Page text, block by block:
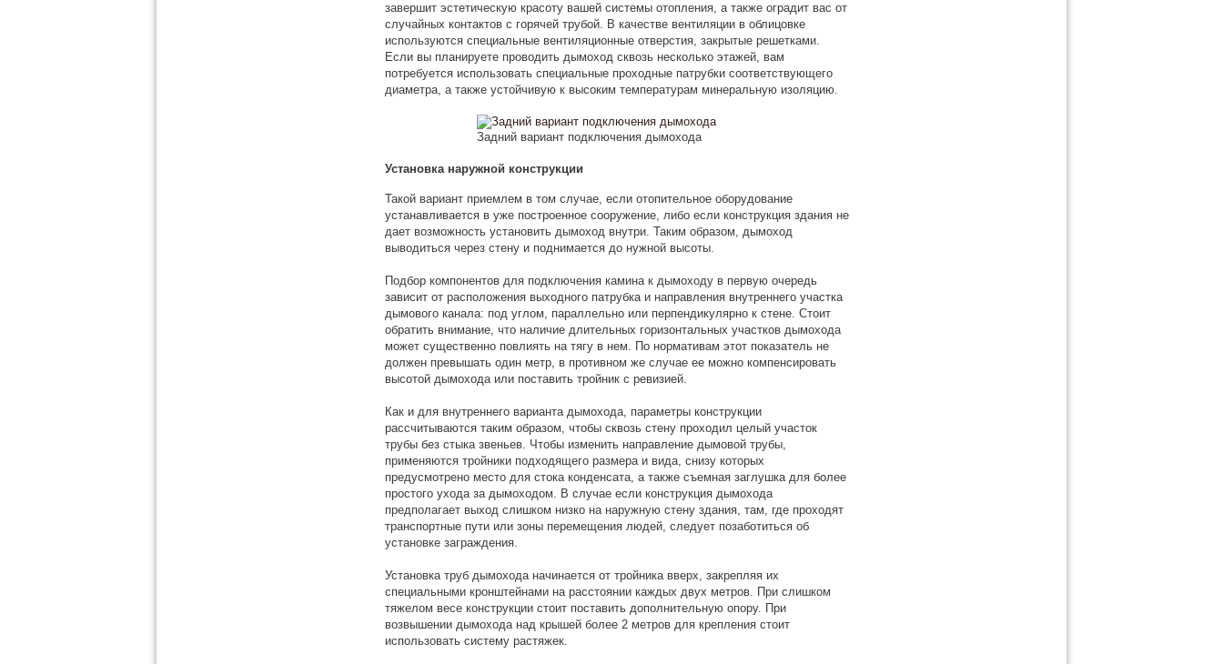
завершит эстетическую красоту вашей системы отопления, а также оградит вас от
случайных контактов с горячей трубой. В качестве вентиляции в облицовке
используются специальные вентиляционные отверстия, закрытые решетками.
Если вы планируете проводить дымоход сквозь несколько этажей, вам
потребуется использовать специальные проходные патрубки соответствующего
диаметра, а также устойчивую к высоким температурам минеральную изоляцию.
Задний вариант подключения дымохода
Установка наружной конструкции
Такой вариант приемлем в том случае, если отопительное оборудование
устанавливается в уже построенное сооружение, либо если конструкция здания не
дает возможность установить дымоход внутри. Таким образом, дымоход
выводиться через стену и поднимается до нужной высоты.
Подбор компонентов для подключения камина к дымоходу в первую очередь
зависит от расположения выходного патрубка и направления внутреннего участка
дымового канала: под углом, параллельно или перпендикулярно к стене. Стоит
обратить внимание, что наличие длительных горизонтальных участков дымохода
может существенно повлиять на тягу в нем. По нормативам этот показатель не
должен превышать один метр, в противном же случае ее можно компенсировать
высотой дымохода или поставить тройник с ревизией.
Как и для внутреннего варианта дымохода, параметры конструкции
рассчитываются таким образом, чтобы сквозь стену проходил целый участок
трубы без стыка звеньев. Чтобы изменить направление дымовой трубы,
применяются тройники подходящего размера и вида, снизу которых
предусмотрено место для стока конденсата, а также съемная заглушка для более
простого ухода за дымоходом. В случае если конструкция дымохода
предполагает выход слишком низко на наружную стену здания, там, где проходят
транспортные пути или зоны перемещения людей, следует позаботиться об
установке заграждения.
Установка труб дымохода начинается от тройника вверх, закрепляя их
специальными кронштейнами на расстоянии каждых двух метров. При слишком
тяжелом весе конструкции стоит поставить дополнительную опору. При
возвышении дымохода над крышей более 2 метров для крепления стоит
использовать систему растяжек.